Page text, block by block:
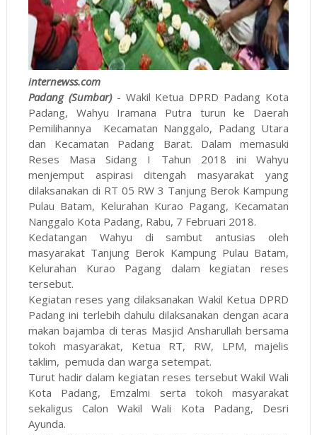
internewss.com
Padang (Sumbar)- Wakil Ketua DPRD Padang Kota
Padang, Wahyu Iramana Putra turun ke Daerah
Pemilihannya Kecamatan Nanggalo, Padang Utara
dan Kecamatan Padang Barat. Dalam memasuki
Reses Masa Sidang I Tahun 2018 ini Wahyu
menjemput aspirasi ditengah masyarakat yang
dilaksanakan di RT 05 RW 3 Tanjung Berok Kampung
Pulau Batam, Kelurahan Kurao Pagang, Kecamatan
Nanggalo Kota Padang, Rabu, 7 Februari 2018.
Kedatangan Wahyu di sambut antusias oleh
masyarakat Tanjung Berok Kampung Pulau Batam,
Kelurahan Kurao Pagang dalam kegiatan reses
tersebut.
Kegiatan reses yang dilaksanakan Wakil Ketua DPRD
Padang ini terlebih dahulu dilaksanakan dengan acara
makan bajamba di teras Masjid Ansharullah bersama
tokoh masyarakat, Ketua RT, RW, LPM, majelis
taklim, pemuda dan warga setempat.
Turut hadir dalam kegiatan reses tersebut Wakil Wali
Kota Padang, Emzalmi serta tokoh masyarakat
sekaligus Calon Wakil Wali Kota Padang, Desri
Ayunda.